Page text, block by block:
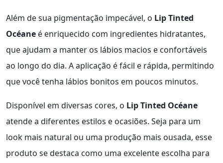
Além de sua pigmentação impecável, o Lip Tinted
Océane é enriquecido com ingredientes hidratantes,
que ajudam a manter os lábios macios e confortáveis
ao longo do dia. A aplicação é fácil e rápida, permitindo
que você tenha lábios bonitos em poucos minutos.
Disponível em diversas cores, o Lip Tinted Océane
atende a diferentes estilos e ocasiões. Seja para um
look mais natural ou uma produção mais ousada, esse
produto se destaca como uma excelente escolha para